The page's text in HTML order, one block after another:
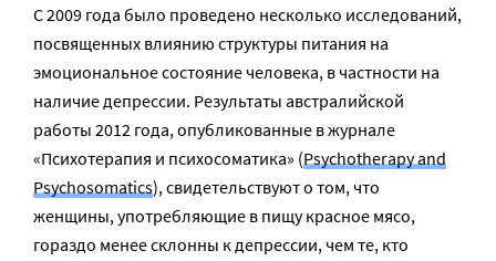
С 2009 года было проведено несколько исследований,
посвященных влиянию структуры питания на
эмоциональное состояние человека, в частности на
наличие депрессии. Результаты австралийской
работы 2012 года, опубликованные в журнале
«Психотерапия и психосоматика» (Psychotherapy and
Psychosomatics), свидетельствуют о том, что
женщины, употребляющие в пищу красное мясо,
гораздо менее склонны к депрессии, чем те, кто